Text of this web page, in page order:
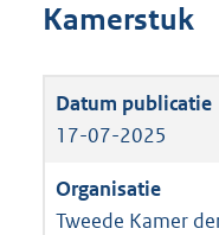
Kamerstuk
17-07-2025
Tweede Kamer